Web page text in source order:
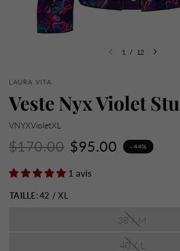
1 / 12
LAURA VITA
Veste Nyx Violet
VNYXVioletXL
$170.00 $95.00 - 44%
1 avis
TAILLE:42 / XL
38 / M
40 / L